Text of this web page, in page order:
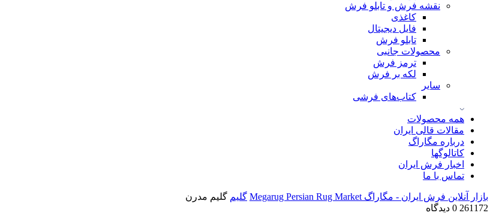
نقشه فرش و تابلو فرش
کاغذی
فایل دیجیتال
تابلو فرش
محصولات جانبی
ترمز فرش
لکه بر فرش
سایر
کتاب‌های فرشی
همه محصولات
مقالات قالی ایران
درباره مگاراگ
کاتالوگها
اخبار فرش ایران
تماس با ما
بازار آنلاین فرش ایران - مگاراگ Megarug Persian Rug Market گلیم گلیم مدرن
261172 0 دیدگاه